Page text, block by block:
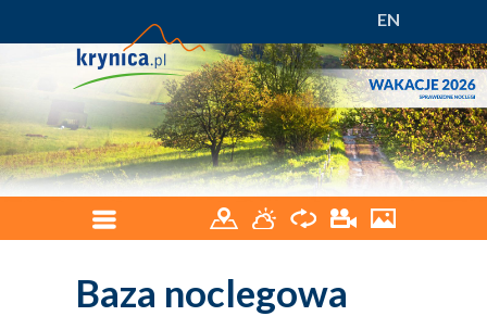
EN
Baza noclegowa